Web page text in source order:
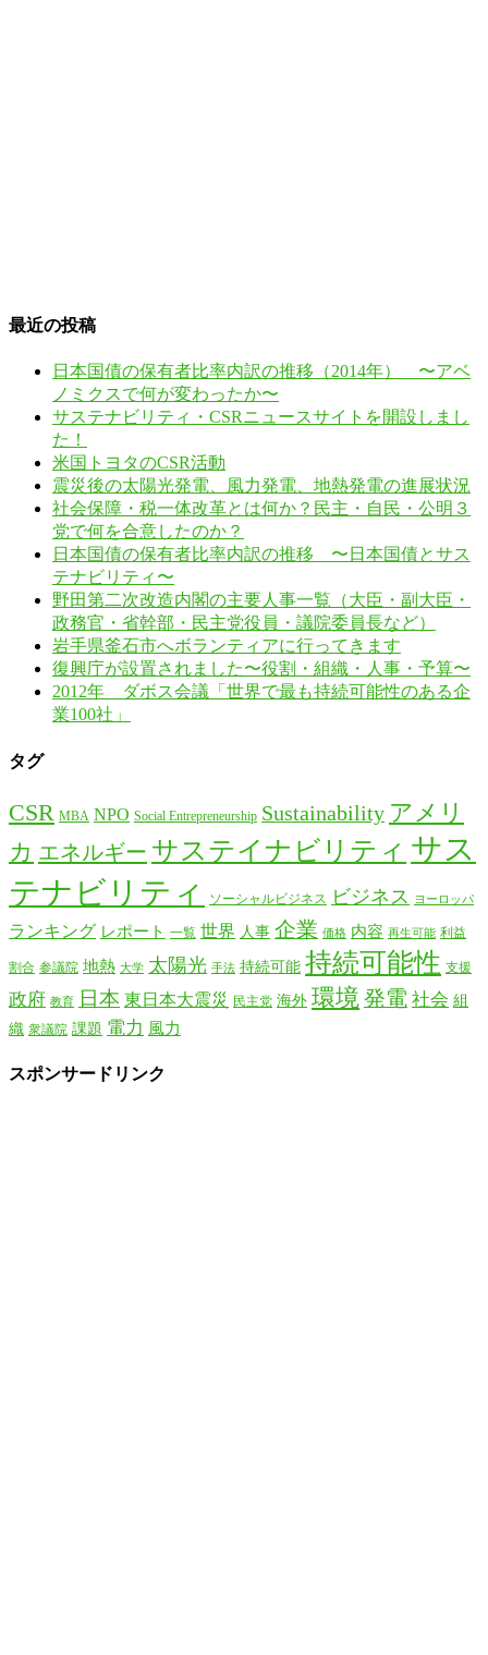
最近の投稿
日本国債の保有者比率内訳の推移（2014年） 〜アベ
ノミクスで何が変わったか〜
サステナビリティ・CSRニュースサイトを開設しまし
た！
米国トヨタのCSR活動
震災後の太陽光発電、風力発電、地熱発電の進展状況
社会保障・税一体改革とは何か？民主・自民・公明３
党で何を合意したのか？
日本国債の保有者比率内訳の推移 〜日本国債とサス
テナビリティ〜
野田第二次改造内閣の主要人事一覧（大臣・副大臣・
政務官・省幹部・民主党役員・議院委員長など）
岩手県釜石市へボランティアに行ってきます
復興庁が設置されました〜役割・組織・人事・予算〜
2012年 ダボス会議「世界で最も持続可能性のある企
業100社」
タグ
CSR MBA NPO Social Entrepreneurship Sustainability アメリ
カ エネルギー サステイナビリティ サス
テナビリティ
ソーシャルビジネス ビジネス ヨーロッパ
ランキング レポート 一覧 世界 人事 企業 価格 内容 再生可能 利益
割合 参議院 地熱 大学 太陽光 手法 持続可能 持続可能性 支援
政府 教育 日本 東日本大震災 民主党 海外 環境発電 社会 組
織 衆議院 課題 電力 風力
スポンサードリンク